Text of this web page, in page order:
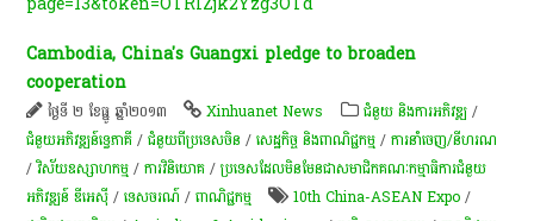
Cambodia, China's Guangxi pledge to broaden
cooperation
ថ្ងៃទី ២ ខែធ្នូ ឆ្នាំ២០១៣ Xinhuanet News ជំនួយ និងការអភិវឌ្ឍ /
ជំនួយអភិវឌ្ឍន៍ទ្វេភាគី /ជំនួយពីប្រទេសចិន /សេដ្ឋកិច្ច និងពាណិជ្ជកម្ម /ការនាំចេញ/នីហរណ
/វិស័យឧស្សាហកម្ម /ការវិនិយោគ /ប្រទេសដែលមិនមែនជាសមាជិកគណៈកម្មាធិការជំនួយ
អភិវឌ្ឍន៍ ឌីអេស៊ី /ទេសចរណ៍ /ពាណិជ្ជកម្ម 10th China-ASEAN Expo /